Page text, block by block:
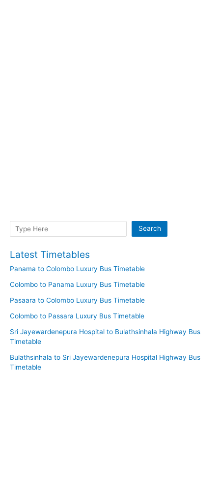
Search Search
Latest Timetables
Panama to Colombo Luxury Bus Timetable
Colombo to Panama Luxury Bus Timetable
Pasaara to Colombo Luxury Bus Timetable
Colombo to Passara Luxury Bus Timetable
Sri Jayewardenepura Hospital to Bulathsinhala Highway Bus
Timetable
Bulathsinhala to Sri Jayewardenepura Hospital Highway Bus
Timetable